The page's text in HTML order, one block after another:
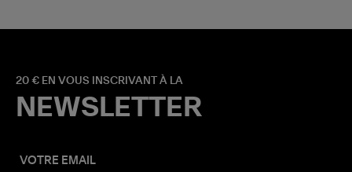
20 € EN VOUS INSCRIVANT À LA
NEWSLETTER